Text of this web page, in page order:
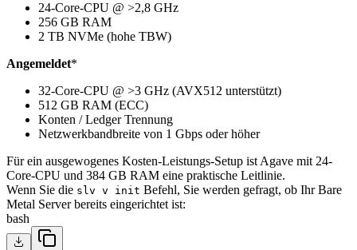
24-Core-CPU @ >2,8 GHz
256 GB RAM
2 TB NVMe (hohe TBW)
Angemeldet*
32-Core-CPU @ >3 GHz (AVX512 unterstützt)
512 GB RAM (ECC)
Konten / Ledger Trennung
Netzwerkbandbreite von 1 Gbps oder höher
Für ein ausgewogenes Kosten-Leistungs-Setup ist Agave mit 24-
Core-CPU und 384 GB RAM eine praktische Leitlinie.
Wenn Sie die slv v init Befehl, Sie werden gefragt, ob Ihr Bare
Metal Server bereits eingerichtet ist:
bash